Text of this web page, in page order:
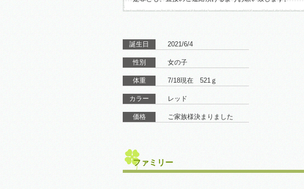
誕生日 2021/6/4
性別 女の子
体重 7/18現在 521ｇ
カラー レッド
価格 ご家族様決まりました
ファミリー